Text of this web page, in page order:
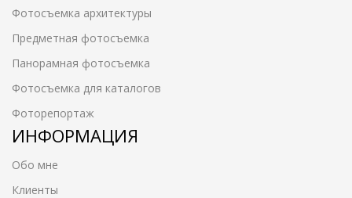
Фотосъемка архитектуры
Предметная фотосъемка
Панорамная фотосъемка
Фотосъемка для каталогов
Фоторепортаж
ИНФОРМАЦИЯ
Обо мне
Клиенты